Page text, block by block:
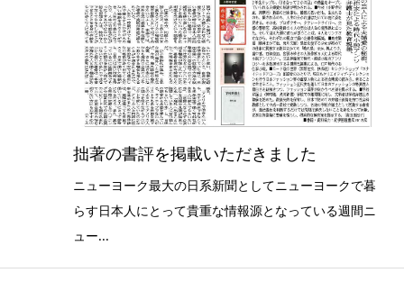
拙著の書評を掲載いただきました
ニューヨーク最大の日系新聞としてニューヨークで暮
らす日本人にとって貴重な情報源となっている週間ニ
ュー...